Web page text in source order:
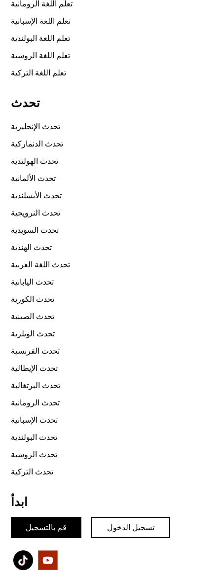
تعلم اللغة الرومانية
تعلم اللغة الإسبانية
تعلم اللغة البولندية
تعلم اللغة الروسية
تعلم اللغة التركية
تحدث
تحدث الإنجليزية
تحدث الدنماركية
تحدث الهولندية
تحدث الألمانية
تحدث الأيسلندية
تحدث النرويجية
تحدث السويدية
تحدث الهندية
تحدث اللغة العربية
تحدث اليابانية
تحدث الكورية
تحدث الصينية
تحدث الويلزية
تحدث الفرنسية
تحدث الإيطالية
تحدث البرتغالية
تحدث الرومانية
تحدث الإسبانية
تحدث البولندية
تحدث الروسية
تحدث التركية
ابدأ
قم بالتسجيل تسجيل الدخول